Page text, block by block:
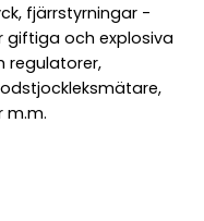
fjärrstyrningar -
giftiga och explosiva
regulatorer,
m.m.